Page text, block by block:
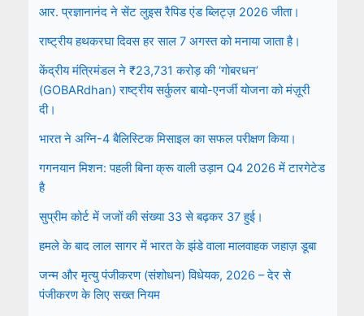
आर. प्रज्ञानानंद ने सेंट लुइस रैपिड एंड ब्लिट्ज़ 2026 जीता।
राष्ट्रीय हथकरघा दिवस हर साल 7 अगस्त को मनाया जाता है।
केंद्रीय मंत्रिमंडल ने ₹23,731 करोड़ की ‘गोबरधन’
(GOBARdhan) राष्ट्रीय सर्कुलर बायो-एनर्जी योजना को मंज़ूरी
दी।
भारत ने अग्नि-4 बैलिस्टिक मिसाइल का सफल परीक्षण किया।
गगनयान मिशन: पहली बिना क्रू वाली उड़ान Q4 2026 में टारगेटेड
है
सुप्रीम कोर्ट में जजों की संख्या 33 से बढ़कर 37 हुई।
हमले के बाद लाल सागर में भारत के झंडे वाला मालवाहक जहाज़ डूबा
जन्म और मृत्यु पंजीकरण (संशोधन) विधेयक, 2026 – देर से
पंजीकरण के लिए सख्त नियम